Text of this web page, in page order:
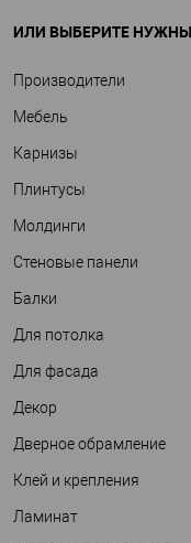
ИЛИ ВЫБЕРИТЕ
Производители
Мебель
Карнизы
Плинтусы
Молдинги
Стеновые панели
Балки
Для потолка
Для фасада
Декор
Дверное обрамление
Клей и крепления
Ламинат